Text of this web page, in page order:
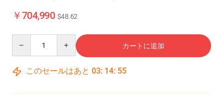
￥704,990 $48.62
カートに追加
このセールはあと 03: 14: 54